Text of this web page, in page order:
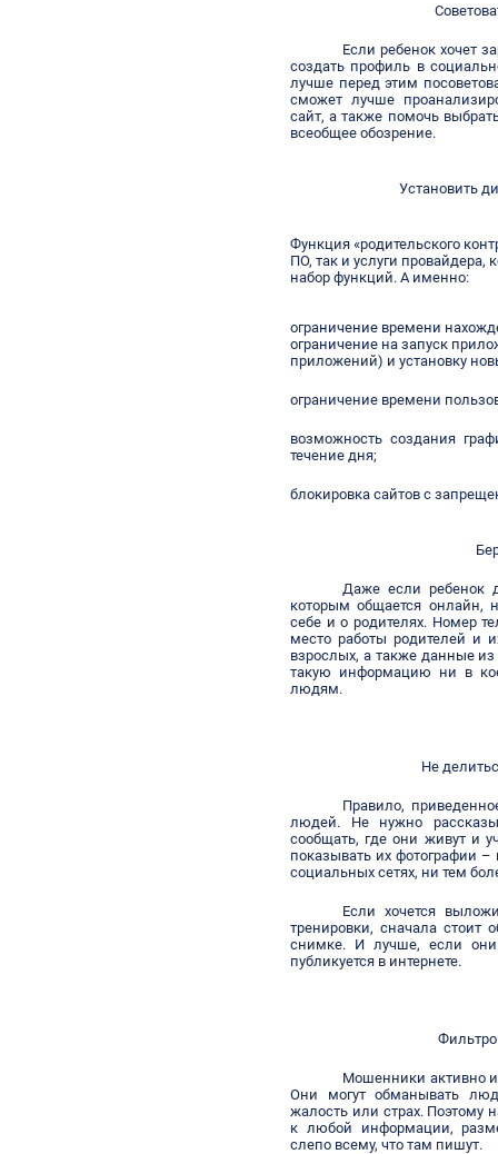
Если ребенок хочет
создать профиль в
лучше перед этим
сможет лучше
сайт, а также помочь
всеобщее обозрение.
Установить
Функция «родительского
ПО, так и услуги провайдера,
набор функций. А именно:
ограничение времени
ограничение на запуск
приложений) и установку
ограничение времени
возможность создания
течение дня;
блокировка сайтов с
Даже если ребенок
которым общается онлайн,
себе и о родителях. Номер
место работы родителей и
взрослых, а также данные
такую информацию ни в
людям.
Не
Правило,
людей. Не нужно
сообщать, где они живут и
показывать их фотографии
социальных сетях, ни тем
Если хочется
тренировки, сначала стоит
снимке. И лучше, если они
публикуется в интернете.
Мошенники активно
Они могут обманывать
жалость или страх. Поэтому
к любой информации,
слепо всему, что там пишут.